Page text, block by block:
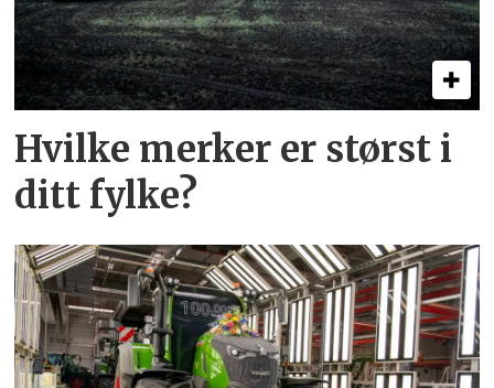
Hvilke merker er størst i
ditt fylke?